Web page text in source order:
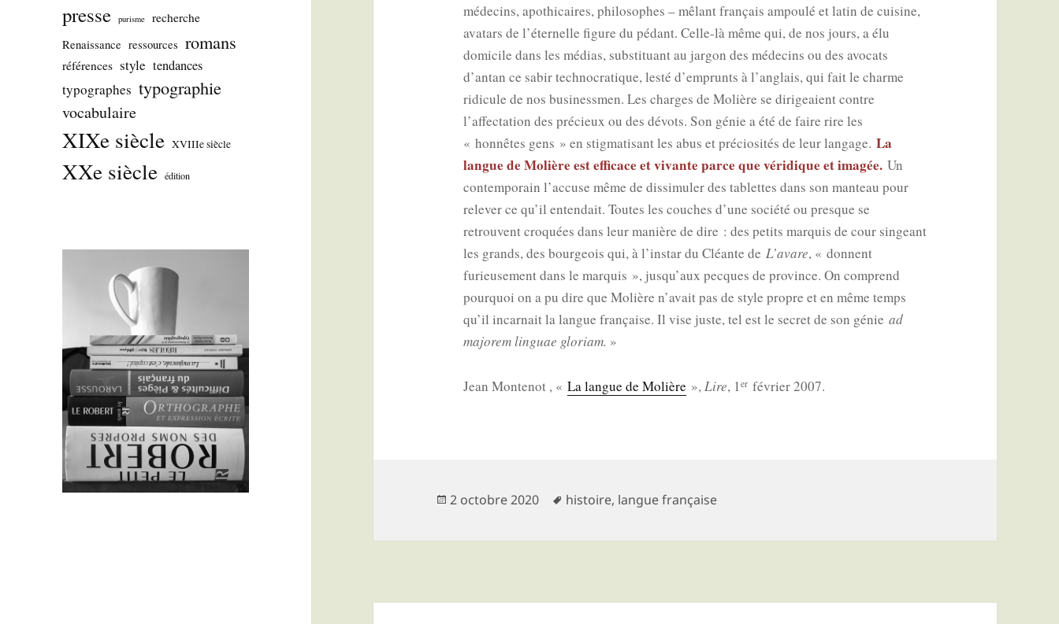
presse purisme
recherche
Renaissance ressources romans
références style tendances
typographes typographie
vocabulaire
XIXe siècle XVIIIe siècle
XXe siècle édition
méde­cins, apo­thi­caires, phi­lo­sophes – mêlant fran­çais ampou­lé et latin de cui­sine,
ava­tars de l’é­ter­nelle figure du pédant. Celle-là même qui, de nos jours, a élu
domi­cile dans les médias, sub­sti­tuant au jar­gon des méde­cins ou des avo­cats
d’an­tan ce sabir tech­no­cra­tique, les­té d’emprunts à l’an­glais, qui fait le charme
ridi­cule de nos busi­ness­men. Les charges de Molière se diri­geaient contre
l’af­fec­ta­tion des pré­cieux ou des dévots. Son génie a été de faire rire les
« hon­nêtes gens » en stig­ma­ti­sant les abus et pré­cio­si­tés de leur lan­gage. La
langue de Molière est effi­cace et vivante parce que véri­dique et ima­gée.Un
contem­po­rain l’ac­cuse même de dis­si­mu­ler des tablettes dans son man­teau pour
rele­ver ce qu’il enten­dait. Toutes les couches d’une socié­té ou presque se
retrouvent cro­quées dans leur manière de dire : des petits mar­quis de cour sin­geant
les grands, des bour­geois qui, à l’ins­tar du Cléante de L’a­vare, « donnent
furieu­se­ment dans le mar­quis », jus­qu’aux pecques de pro­vince. On com­prend
pour­quoi on a pu dire que Molière n’a­vait pas de style propre et en même temps
qu’il incar­nait la langue fran­çaise. Il vise juste, tel est le secret de son génie ad
majo­rem lin­guae glo­riam. »
Jean Mon­te­not , « La langue de Molière »,Lire, 1erfévrier 2007.
Publié
2 octobre 2020
Mots-
histoire, langue française